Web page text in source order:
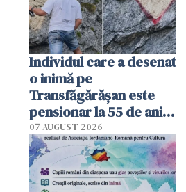
Individul care a desenat
o inimă pe
Transfăgărășan este
pensionar la 55 de ani.
Poliția l-a identificat
07 AUGUST 2026